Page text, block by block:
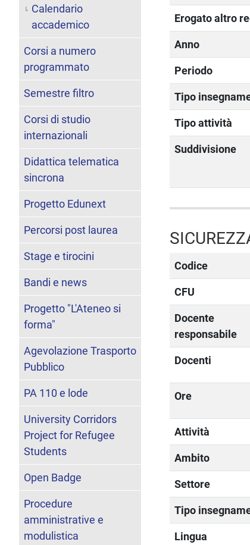
Erogato altro
Anno
Periodo
Tipo
Tipo attività
Suddivisione
Codice
CFU
Docente
responsabile
Docenti
Ore
Attività
Ambito
Settore
Tipo
Lingua
Calendario
accademico
Corsi a numero
programmato
Semestre filtro
Corsi di studio
internazionali
Didattica telematica
sincrona
Progetto Edunext
Percorsi post laurea
Stage e tirocini
Bandi e news
Progetto "L'Ateneo si
forma"
Agevolazione Trasporto
Pubblico
PA 110 e lode
University Corridors
Project for Refugee
Students
Open Badge
Procedure
amministrative e
modulistica